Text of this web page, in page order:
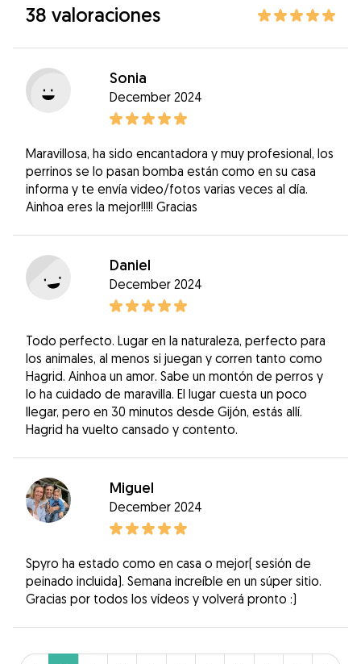
38 valoraciones
Sonia
December 2024
Maravillosa, ha sido encantadora y muy profesional, los
perrinos se lo pasan bomba están como en su casa
informa y te envía video/fotos varias veces al día.
Ainhoa eres la mejor!!!!! Gracias
Daniel
December 2024
Todo perfecto. Lugar en la naturaleza, perfecto para
los animales, al menos si juegan y corren tanto como
Hagrid. Ainhoa un amor. Sabe un montón de perros y
lo ha cuidado de maravilla. El lugar cuesta un poco
llegar, pero en 30 minutos desde Gijón, estás allí.
Hagrid ha vuelto cansado y contento.
Miguel
December 2024
Spyro ha estado como en casa o mejor( sesión de
peinado incluida). Semana increíble en un súper sitio.
Gracias por todos los vídeos y volverá pronto :)